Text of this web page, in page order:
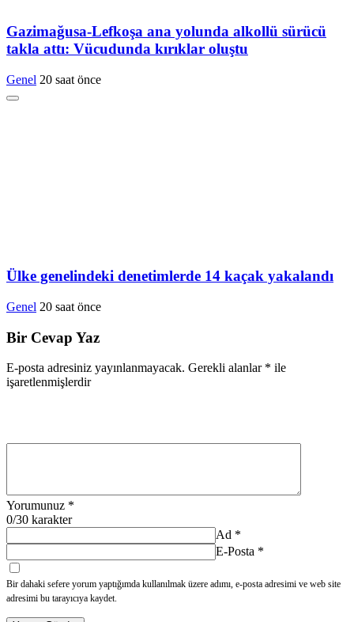
Gazimağusa-Lefkoşa ana yolunda alkollü sürücü
takla attı: Vücudunda kırıklar oluştu
Genel 20 saat önce
Ülke genelindeki denetimlerde 14 kaçak yakalandı
Genel 20 saat önce
Bir Cevap Yaz
E-posta adresiniz yayınlanmayacak. Gerekli alanlar * ile
işaretlenmişlerdir
Yorumunuz *
0/30 karakter
Ad *
E-Posta *
Bir dahaki sefere yorum yaptığımda kullanılmak üzere adımı, e-posta adresimi ve web site
adresimi bu tarayıcıya kaydet.